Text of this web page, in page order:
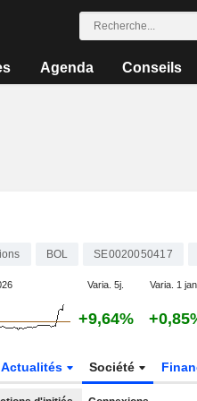
Agenda Conseils
BOL SE0020050417
Varia. 5j. Varia. 1
+9,64%
Actualités Société